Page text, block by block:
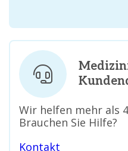
Wir helfen mehr als
Brauchen Sie Hilfe?
Kontakt